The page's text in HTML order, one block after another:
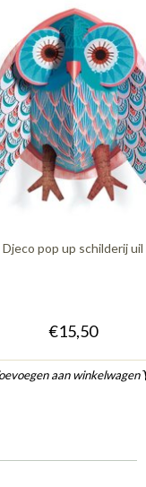
Djeco pop up schilderij uil
€15,50
aan winkelwagen